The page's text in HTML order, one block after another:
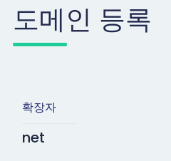
도메인 등록
확장자
net